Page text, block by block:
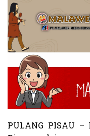
PULANG PISAU